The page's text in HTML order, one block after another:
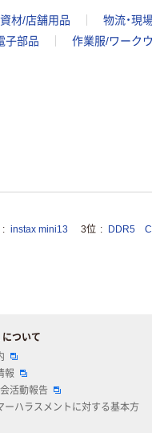
材/店舗用品 物流・現
子部品
作業服/ワーク
instax mini13 3位 DDR5
ついて
報
会活動報告
ーハラスメントに対する基本方